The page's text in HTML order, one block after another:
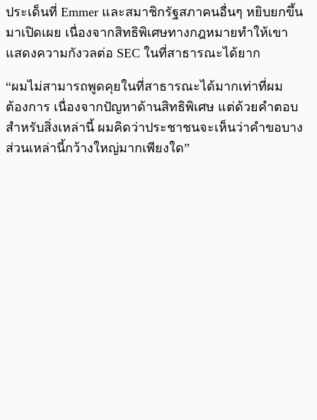
ประเด็นที่ Emmer และสมาชิกรัฐสภาคนอื่นๆ หยิบยกขึ้น
มาเปิดเผย เนื่องจากสิทธิพิเศษทางกฎหมายทำให้เขา
แสดงความกังวลต่อ SEC ในที่สาธารณะได้ยาก
“ผมไม่สามารถพูดคุยในที่สาธารณะได้มากเท่าที่ผม
ต้องการ เนื่องจากปัญหาด้านสิทธิพิเศษ แต่ด้วยคำตอบ
สำหรับสิ่งเหล่านี้ ผมคิดว่าประชาชนจะเห็นว่าคำขอบาง
ส่วนเหล่านี้กว้างใหญ่มากเพียงใด”